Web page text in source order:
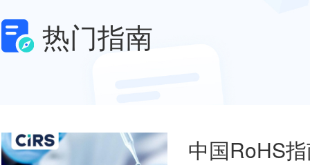
热门指南
中国RoHS